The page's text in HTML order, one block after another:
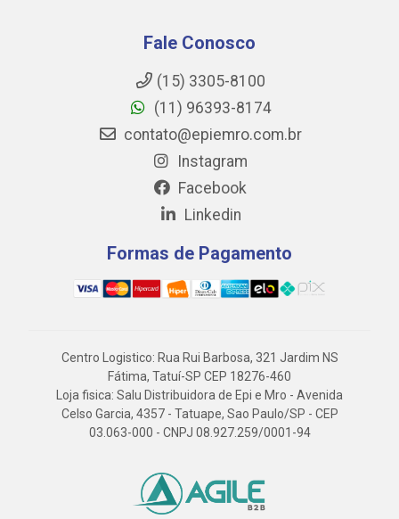
Fale Conosco
(15) 3305-8100
(11) 96393-8174
contato@epiemro.com.br
Instagram
Facebook
Linkedin
Formas de Pagamento
Centro Logistico: Rua Rui Barbosa, 321 Jardim NS
Fátima, Tatuí-SP CEP 18276-460
Loja fisica: Salu Distribuidora de Epi e Mro - Avenida
Celso Garcia, 4357 - Tatuape, Sao Paulo/SP - CEP
03.063-000 - CNPJ 08.927.259/0001-94